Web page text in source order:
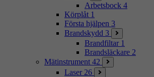
Arbetsbock 4
Körplåt 1
Första hjälpen 3
Brandskydd 3
Brandfiltar 1
Brandsläckare 2
Mätinstrument 42
Laser 26